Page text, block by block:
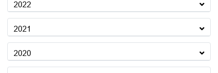
2022
2021
2020